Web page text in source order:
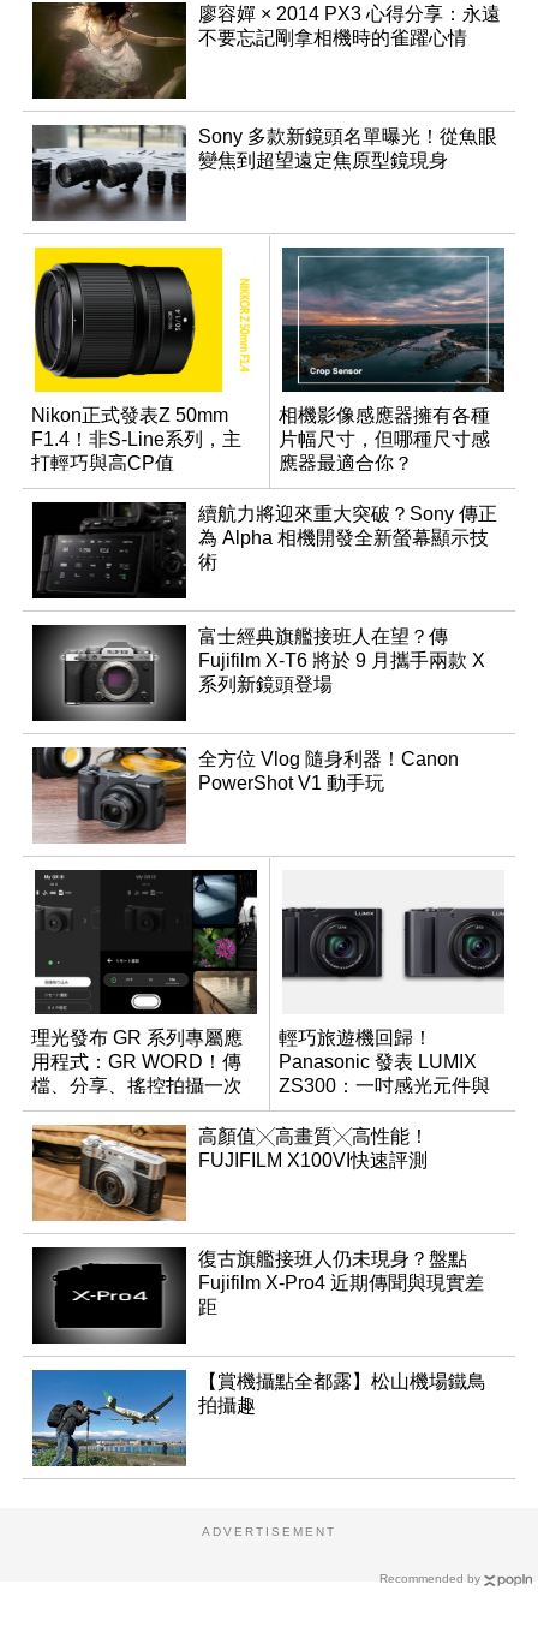
廖容嬋 × 2014 PX3 心得分享：永遠
不要忘記剛拿相機時的雀躍心情
Sony 多款新鏡頭名單曝光！從魚眼
變焦到超望遠定焦原型鏡現身
Nikon正式發表Z 50mm
F1.4！非S-Line系列，主
打輕巧與高CP值
相機影像感應器擁有各種
片幅尺寸，但哪種尺寸感
應器最適合你？
續航力將迎來重大突破？Sony 傳正
為 Alpha 相機開發全新螢幕顯示技
術
富士經典旗艦接班人在望？傳
Fujifilm X-T6 將於 9 月攜手兩款 X
系列新鏡頭登場
全方位 Vlog 隨身利器！Canon
PowerShot V1 動手玩
理光發布 GR 系列專屬應
用程式：GR WORD！傳
檔、分享、搖控拍攝一次
搞定
輕巧旅遊機回歸！
Panasonic 發表 LUMIX
ZS300：一吋感光元件與
15 倍光學變焦
高顏值╳高畫質╳高性能！
FUJIFILM X100VI快速評測
復古旗艦接班人仍未現身？盤點
Fujifilm X-Pro4 近期傳聞與現實差
距
【賞機攝點全都露】松山機場鐵鳥
拍攝趣
Recommended by
ADVERTISEMENT